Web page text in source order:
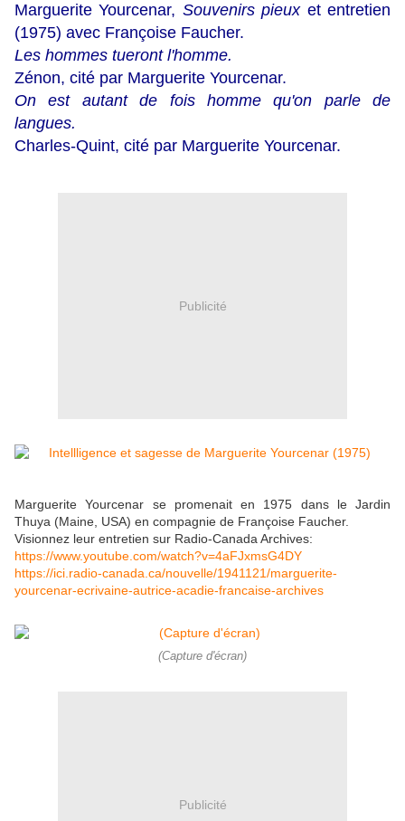
Marguerite Yourcenar, Souvenirs pieux et entretien
(1975) avec Françoise Faucher.
Les hommes tueront l'homme.
Zénon, cité par Marguerite Yourcenar.
On est autant de fois homme qu'on parle de
langues.
Charles-Quint, cité par Marguerite Yourcenar.
Publicité
Marguerite Yourcenar se promenait en 1975 dans le Jardin
Thuya (Maine, USA) en compagnie de Françoise Faucher.
Visionnez leur entretien sur Radio-Canada Archives:
https://www.youtube.com/watch?v=4aFJxmsG4DY
https://ici.radio-canada.ca/nouvelle/1941121/marguerite-
yourcenar-ecrivaine-autrice-acadie-francaise-archives
(Capture d'écran)
Publicité